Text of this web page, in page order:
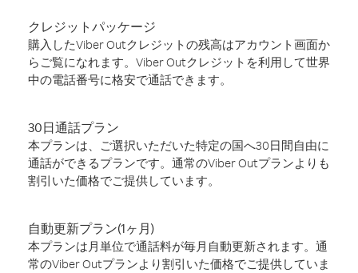
クレジットパッケージ
購入したViber Outクレジットの残高はアカウント画面か
らご覧になれます。Viber Outクレジットを利用して世界
中の電話番号に格安で通話できます。
30日通話プラン
本プランは、ご選択いただいた特定の国へ30日間自由に
通話ができるプランです。通常のViber Outプランよりも
割引いた価格でご提供しています。
自動更新プラン(1ヶ月)
本プランは月単位で通話料が毎月自動更新されます。通
常のViber Outプランより割引いた価格でご提供していま